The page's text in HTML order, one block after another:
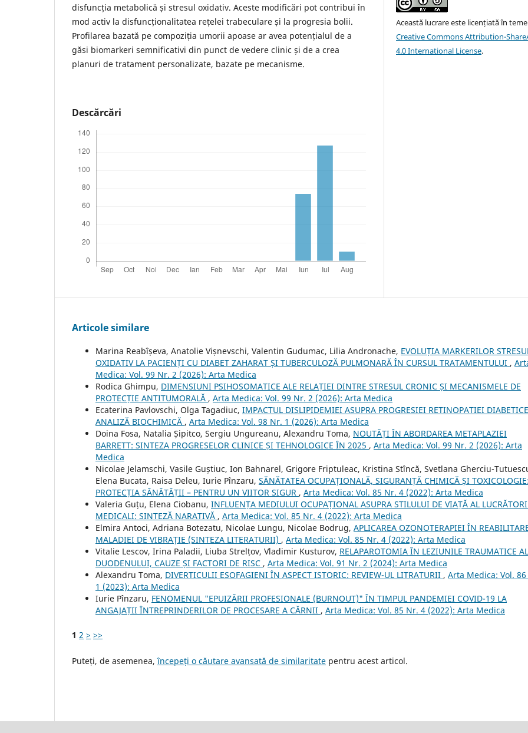
disfuncția metabolică și stresul oxidativ. Aceste modificări pot contribui în
mod activ la disfuncționalitatea rețelei trabeculare și la progresia bolii.
Profilarea bazată pe compoziția umorii apoase ar avea potențialul de a
găsi biomarkeri semnificativi din punct de vedere clinic și de a crea
planuri de tratament personalizate, bazate pe mecanisme.
Descărcări
Această lucrare este licențiată în
Creative Commons Attribution-
4.0 International License.
Articole similare
Marina Reabîșeva, Anatolie Vișnevschi, Valentin Gudumac, Lilia Andronache, EVOLUȚIA MARKERILOR
OXIDATIV LA PACIENȚI CU DIABET ZAHARAT ȘI TUBERCULOZĂ PULMONARĂ ÎN CURSUL TRATAMENTULUI ,
Medica: Vol. 99 Nr. 2 (2026): Arta Medica
Rodica Ghimpu, DIMENSIUNI PSIHOSOMATICE ALE RELAȚIEI DINTRE STRESUL CRONIC ȘI MECANISMELE DE
PROTECȚIE ANTITUMORALĂ , Arta Medica: Vol. 99 Nr. 2 (2026): Arta Medica
Ecaterina Pavlovschi, Olga Tagadiuc, IMPACTUL DISLIPIDEMIEI ASUPRA PROGRESIEI RETINOPATIEI
ANALIZĂ BIOCHIMICĂ , Arta Medica: Vol. 98 Nr. 1 (2026): Arta Medica
Doina Fosa, Natalia Șipitco, Sergiu Ungureanu, Alexandru Toma, NOUTĂȚI ÎN ABORDAREA METAPLAZIEI
BARRETT: SINTEZA PROGRESELOR CLINICE ȘI TEHNOLOGICE ÎN 2025 , Arta Medica: Vol. 99 Nr. 2 (2026): Arta
Medica
Nicolae Jelamschi, Vasile Guștiuc, Ion Bahnarel, Grigore Friptuleac, Kristina Stîncă, Svetlana Gherciu-
Elena Bucata, Raisa Deleu, Iurie Pînzaru, SĂNĂTATEA OCUPAȚIONALĂ, SIGURANȚĂ CHIMICĂ ȘI TOXICOLOGIE:
PROTECȚIA SĂNĂTĂȚII – PENTRU UN VIITOR SIGUR , Arta Medica: Vol. 85 Nr. 4 (2022): Arta Medica
Valeria Guțu, Elena Ciobanu, INFLUENȚA MEDIULUI OCUPAȚIONAL ASUPRA STILULUI DE VIAȚĂ AL
MEDICALI: SINTEZĂ NARATIVĂ , Arta Medica: Vol. 85 Nr. 4 (2022): Arta Medica
Elmira Antoci, Adriana Botezatu, Nicolae Lungu, Nicolae Bodrug, APLICAREA OZONOTERAPIEI ÎN
MALADIEI DE VIBRAȚIE (SINTEZA LITERATURII) , Arta Medica: Vol. 85 Nr. 4 (2022): Arta Medica
Vitalie Lescov, Irina Paladii, Liuba Strelțov, Vladimir Kusturov, RELAPAROTOMIA ÎN LEZIUNILE TRAUMATICE
DUODENULUI, CAUZE ȘI FACTORI DE RISC , Arta Medica: Vol. 91 Nr. 2 (2024): Arta Medica
Alexandru Toma, DIVERTICULII ESOFAGIENI ÎN ASPECT ISTORIC: REVIEW-UL LITRATURII , Arta Medica: Vol.
1 (2023): Arta Medica
Iurie Pînzaru, FENOMENUL "EPUIZĂRII PROFESIONALE (BURNOUT)" ÎN TIMPUL PANDEMIEI COVID-19 LA
ANGAJAȚII ÎNTREPRINDERILOR DE PROCESARE A CĂRNII , Arta Medica: Vol. 85 Nr. 4 (2022): Arta Medica
1 2 > >>
Puteți, de asemenea,începeți o căutare avansată de similaritate pentru acest articol.